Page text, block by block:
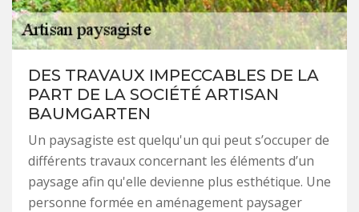
DES TRAVAUX IMPECCABLES DE LA
PART DE LA SOCIÉTÉ ARTISAN
BAUMGARTEN
Un paysagiste est quelqu'un qui peut s’occuper de
différents travaux concernant les éléments d’un
paysage afin qu'elle devienne plus esthétique. Une
personne formée en aménagement paysager